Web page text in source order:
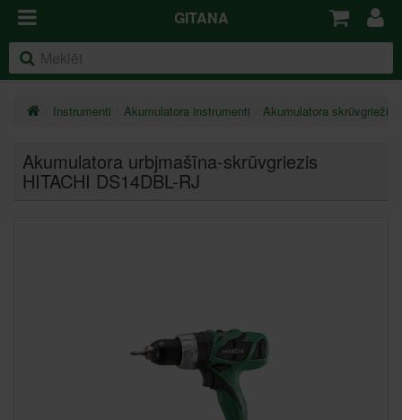
GITANA
Instrumenti Akumulatora instrumenti Akumulatora skrūvgrieži,
Akumulatora urbjmašīna-skrūvgriezis
HITACHI DS14DBL-RJ